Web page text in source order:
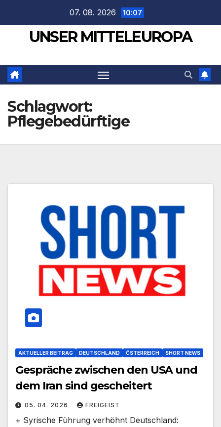
springen
07. 08. 2026 10:07
UNSER MITTELEUROPA
Schlagwort:
Pflegebedürftige
AKTUELLER BEITRAG DEUTSCHLAND ÖSTERREICH SHORT NEWS
Gespräche zwischen den USA und
dem Iran sind gescheitert
05. 04. 2026 FREIGEIST
+ Syrische Führung verhöhnt Deutschland: